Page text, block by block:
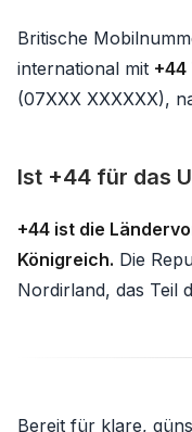
Britische
international mit +44
(07XXX XXXXXX),
Ist +44 für das
+44 ist die
Königreich. Die
Nordirland, das Teil
Bereit für klare,